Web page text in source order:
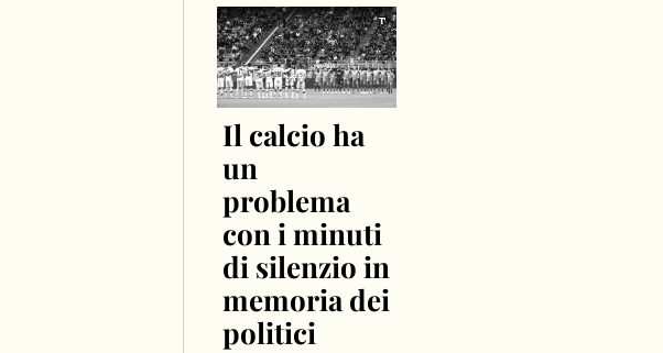
Il calcio ha
un
problema
con i minuti
di silenzio in
memoria dei
politici